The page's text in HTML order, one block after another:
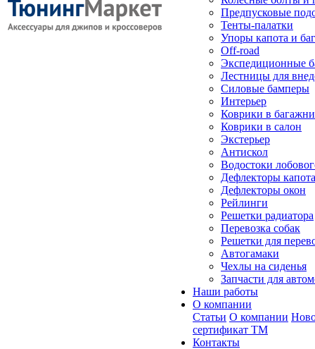
Предпусковые
Тенты-палатки
Упоры капота и
Off-road
Экспедиционные
Лестницы для
Силовые бамперы
Интерьер
Коврики в
Коврики в салон
Экстерьер
Антискол
Водостоки
Дефлекторы капота
Дефлекторы окон
Рейлинги
Решетки радиатора
Перевозка собак
Решетки для
Автогамаки
Чехлы на сиденья
Запчасти для
Наши работы
О компании
Статьи О компании
сертификат ТМ
Контакты